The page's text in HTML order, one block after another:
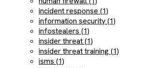
incident response (1)
information security (1)
infostealers (1)
insider threat (1)
insider threat training (1)
isms (1)